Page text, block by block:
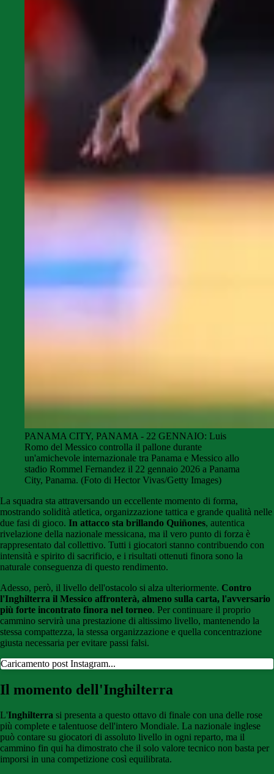
PANAMA CITY, PANAMA - 22 GENNAIO: Luis
Romo del Messico controlla il pallone durante
un'amichevole internazionale tra Panama e Messico allo
stadio Rommel Fernandez il 22 gennaio 2026 a Panama
City, Panama. (Foto di Hector Vivas/Getty Images)
La squadra sta attraversando un eccellente momento di forma,
mostrando solidità atletica, organizzazione tattica e grande qualità nelle
due fasi di gioco. In attacco sta brillando Quiñones, autentica
rivelazione della nazionale messicana, ma il vero punto di forza è
rappresentato dal collettivo. Tutti i giocatori stanno contribuendo con
intensità e spirito di sacrificio, e i risultati ottenuti finora sono la
naturale conseguenza di questo rendimento.
Adesso, però, il livello dell'ostacolo si alza ulteriormente. Contro
l'Inghilterra il Messico affronterà, almeno sulla carta, l'avversario
più forte incontrato finora nel torneo. Per continuare il proprio
cammino servirà una prestazione di altissimo livello, mantenendo la
stessa compattezza, la stessa organizzazione e quella concentrazione
giusta necessaria per evitare passi falsi.
Caricamento post Instagram...
Il momento dell'Inghilterra
L'Inghilterra si presenta a questo ottavo di finale con una delle rose
più complete e talentuose dell'intero Mondiale. La nazionale inglese
può contare su giocatori di assoluto livello in ogni reparto, ma il
cammino fin qui ha dimostrato che il solo valore tecnico non basta per
imporsi in una competizione così equilibrata.